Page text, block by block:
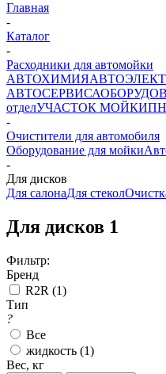
Главная
-
Каталог
-
Расходники для автомойки
АВТОХИМИЯ
АВТОСЕРВИСА
отделУЧАСТОК МОЙКИ
-
Очистители для автомобиля
Оборудование для мойки
-
Для дисков
Для салонаДля стекол
Для дисков 1
Фильтр:
Бренд
R2R (1)
Тип
?
Все
жидкость (1)
Вес, кг